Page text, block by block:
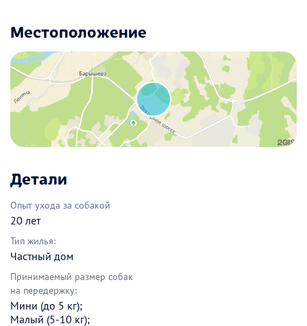
Местоположение
Детали
Опыт ухода за собакой
20 лет
Тип жилья:
Частный дом
Принимаемый размер собак
на передержку:
Мини (до 5 кг);
Малый (5-10 кг);